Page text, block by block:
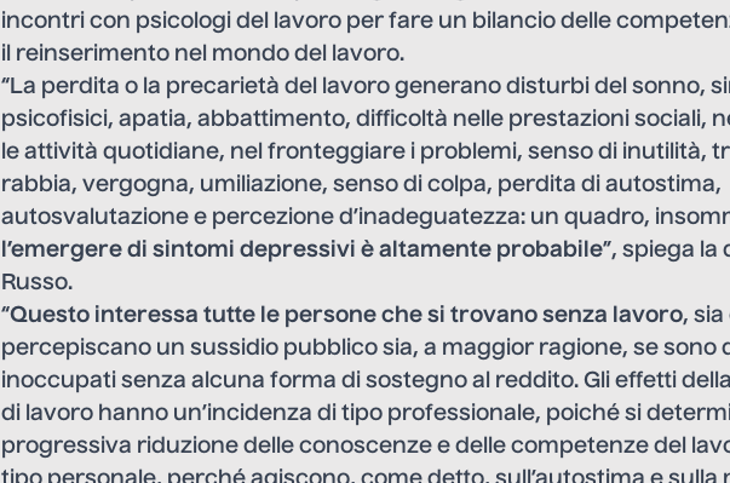
incontri con psicologi del lavoro per fare un bilancio delle
il reinserimento nel mondo del lavoro.
“La perdita o la precarietà del lavoro generano disturbi del sonno,
psicofisici, apatia, abbattimento, difficoltà nelle prestazioni sociali,
le attività quotidiane, nel fronteggiare i problemi, senso di inutilità,
rabbia, vergogna, umiliazione, senso di colpa, perdita di autostima,
autosvalutazione e percezione d’inadeguatezza: un quadro,
l’emergere di sintomi depressivi è altamente probabile”, spiega la
Russo.
“Questo interessa tutte le persone che si trovano senza lavoro,
percepiscano un sussidio pubblico sia, a maggior ragione, se sono
inoccupati senza alcuna forma di sostegno al reddito. Gli effetti
di lavoro hanno un’incidenza di tipo professionale, poiché si
progressiva riduzione delle conoscenze e delle competenze del